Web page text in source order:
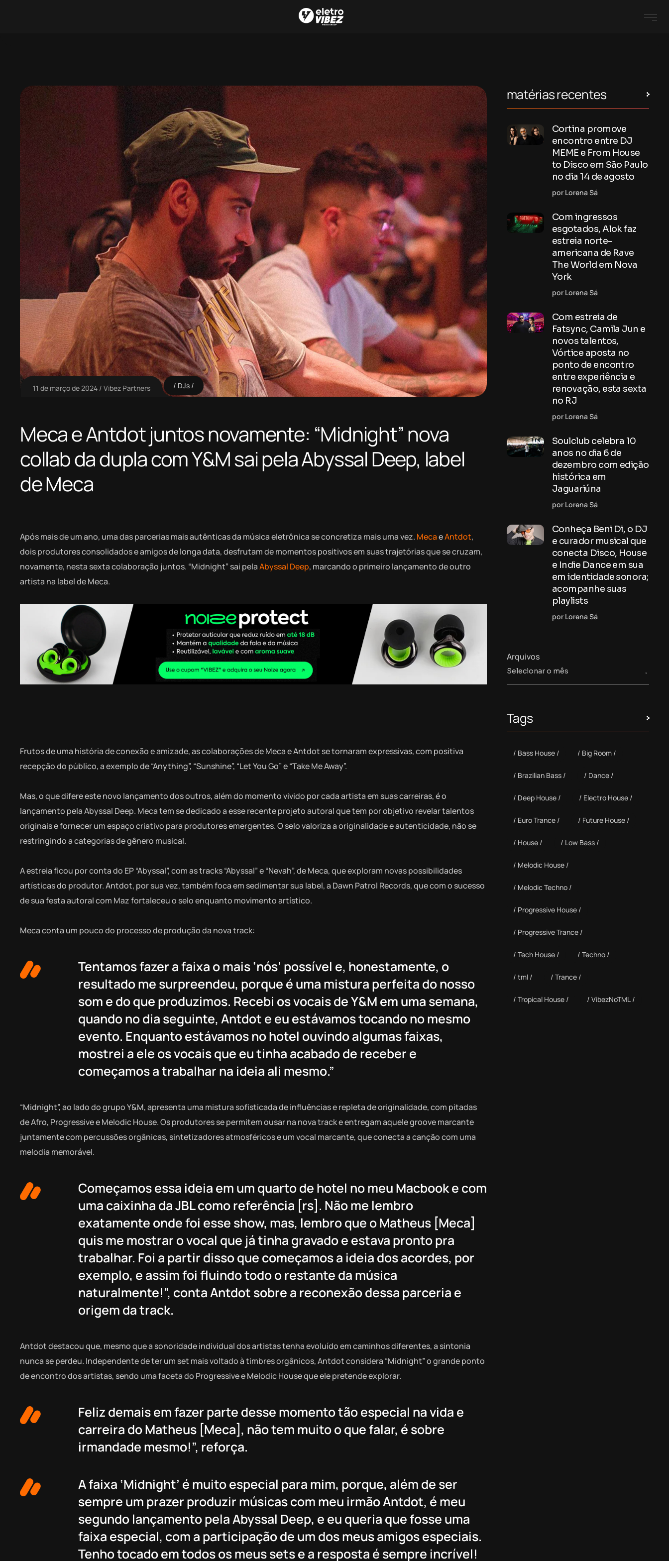
11 de março de 2024 Vibez Partners DJs
Meca e Antdot juntos novamente: “Midnight” nova
collab da dupla com Y&M sai pela Abyssal Deep, label
de Meca
Após mais de um ano, uma das parcerias mais autênticas da música eletrônica se concretiza mais uma vez. MecaeAntdot,
dois produtores consolidados e amigos de longa data, desfrutam de momentos positivos em suas trajetórias que se cruzam,
novamente, nesta sexta colaboração juntos. “Midnight” sai pelaAbyssal Deep, marcando o primeiro lançamento de outro
artista na label de Meca.
Frutos de uma história de conexão e amizade, as colaborações de Meca e Antdot se tornaram expressivas, com positiva
recepção do público, a exemplo de “Anything”, “Sunshine”, “Let You Go” e “Take Me Away”.
Mas, o que difere este novo lançamento dos outros, além do momento vivido por cada artista em suas carreiras, é o
lançamento pela Abyssal Deep. Meca tem se dedicado a esse recente projeto autoral que tem por objetivo revelar talentos
originais e fornecer um espaço criativo para produtores emergentes. O selo valoriza a originalidade e autenticidade, não se
restringindo a categorias de gênero musical.
A estreia ficou por conta do EP “Abyssal”, com as tracks “Abyssal” e “Nevah”, de Meca, que exploram novas possibilidades
artísticas do produtor. Antdot, por sua vez, também foca em sedimentar sua label, a Dawn Patrol Records, que com o sucesso
de sua festa autoral com Maz fortaleceu o selo enquanto movimento artístico.
Meca conta um pouco do processo de produção da nova track:
Tentamos fazer a faixa o mais ‘nós’ possível e, honestamente, o
resultado me surpreendeu, porque é uma mistura perfeita do nosso
som e do que produzimos. Recebi os vocais de Y&M em uma semana,
quando no dia seguinte, Antdot e eu estávamos tocando no mesmo
evento. Enquanto estávamos no hotel ouvindo algumas faixas,
mostrei a ele os vocais que eu tinha acabado de receber e
começamos a trabalhar na ideia ali mesmo.”
“Midnight”, ao lado do grupo Y&M, apresenta uma mistura sofisticada de influências e repleta de originalidade, com pitadas
de Afro, Progressive e Melodic House. Os produtores se permitem ousar na nova track e entregam aquele groove marcante
juntamente com percussões orgânicas, sintetizadores atmosféricos e um vocal marcante, que conecta a canção com uma
melodia memorável.
Começamos essa ideia em um quarto de hotel no meu Macbook e com
uma caixinha da JBL como referência [rs]. Não me lembro
exatamente onde foi esse show, mas, lembro que o Matheus [Meca]
quis me mostrar o vocal que já tinha gravado e estava pronto pra
trabalhar. Foi a partir disso que começamos a ideia dos acordes, por
exemplo, e assim foi fluindo todo o restante da música
naturalmente!”, conta Antdot sobre a reconexão dessa parceria e
origem da track.
Antdot destacou que, mesmo que a sonoridade individual dos artistas tenha evoluído em caminhos diferentes, a sintonia
nunca se perdeu. Independente de ter um set mais voltado à timbres orgânicos, Antdot considera “Midnight” o grande ponto
de encontro dos artistas, sendo uma faceta do Progressive e Melodic House que ele pretende explorar.
Feliz demais em fazer parte desse momento tão especial na vida e
carreira do Matheus [Meca], não tem muito o que falar, é sobre
irmandade mesmo!”, reforça.
A faixa ‘Midnight’ é muito especial para mim, porque, além de ser
sempre um prazer produzir músicas com meu irmão Antdot, é meu
segundo lançamento pela Abyssal Deep, e eu queria que fosse uma
faixa especial, com a participação de um dos meus amigos especiais.
Tenho tocado em todos os meus sets e a resposta é sempre incrível!
matérias recentes
Cortina promove
encontro entre DJ
MEME e From House
to Disco em São Paulo
no dia 14 de agosto
por Lorena Sá
Com ingressos
esgotados, Alok faz
estreia norte-
americana de Rave
The World em Nova
York
por Lorena Sá
Com estreia de
Fatsync, Camila Jun e
novos talentos,
Vórtice aposta no
ponto de encontro
entre experiência e
renovação, esta sexta
no RJ
por Lorena Sá
Soulclub celebra 10
anos no dia 6 de
dezembro com edição
histórica em
Jaguariúna
por Lorena Sá
Conheça Beni Di, o DJ
e curador musical que
conecta Disco, House
e Indie Dance em sua
em identidade sonora;
acompanhe suas
playlists
por Lorena Sá
Arquivos
Tags
Bass House Big Room
Brazilian Bass Dance
Deep House Electro House
Euro Trance Future House
House Low Bass
Melodic House
Melodic Techno
Progressive House
Progressive Trance
Tech House Techno
tml Trance
Tropical House VibezNoTML